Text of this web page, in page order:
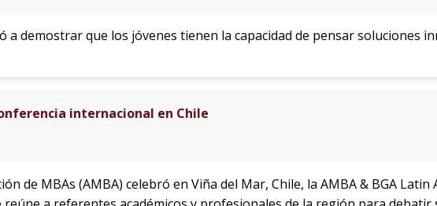
a demostrar que los jóvenes tienen la capacidad de pensar soluciones
internacional en Chile
de MBAs (AMBA) celebró en Viña del Mar, Chile, la AMBA & BGA Latin